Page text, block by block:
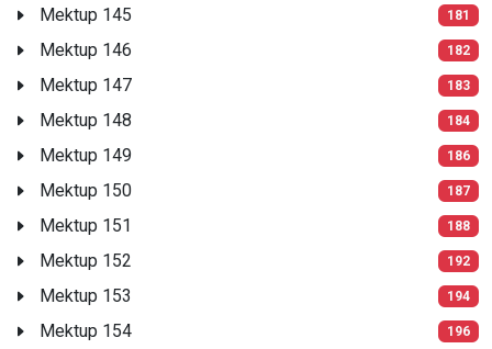
Mektup 145 181
Mektup 146 182
Mektup 147 183
Mektup 148 184
Mektup 149 186
Mektup 150 187
Mektup 151 188
Mektup 152 192
Mektup 153 194
Mektup 154 196